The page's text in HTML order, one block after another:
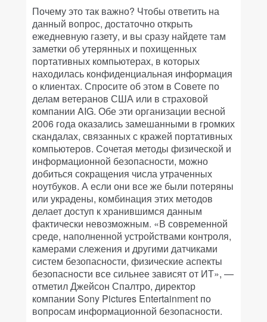
Почему это так важно? Чтобы ответить на
данный вопрос, достаточно открыть
ежедневную газету, и вы сразу найдете там
заметки об утерянных и похищенных
портативных компьютерах, в которых
находилась конфиденциальная информация
о клиентах. Спросите об этом в Совете по
делам ветеранов США или в страховой
компании AIG. Обе эти организации весной
2006 года оказались замешанными в громких
скандалах, связанных с кражей портативных
компьютеров. Сочетая методы физической и
информационной безопасности, можно
добиться сокращения числа утраченных
ноутбуков. А если они все же были потеряны
или украдены, комбинация этих методов
делает доступ к хранившимся данным
фактически невозможным. «В современной
среде, наполненной устройствами контроля,
камерами слежения и другими датчиками
систем безопасности, физические аспекты
безопасности все сильнее зависят от ИТ», —
отметил Джейсон Спалтро, директор
компании Sony Pictures Entertainment по
вопросам информационной безопасности.